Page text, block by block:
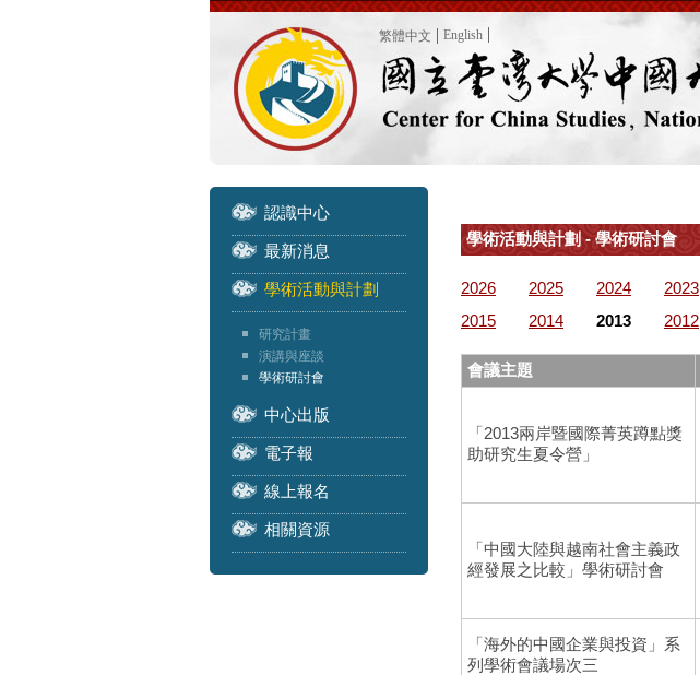
繁體中文 English
認識中心
最新消息
學術活動與計劃
研究計畫
演講與座談
學術研討會
中心出版
電子報
線上報名
相關資源
學術活動與計劃 - 學術研討會
2026 2025 2024 2023
2015
2014 2013 2012
會議主題
「2013兩岸暨國際菁英蹲點獎
助研究生夏令營」
「中國大陸與越南社會主義政
經發展之比較」學術研討會
「海外的中國企業與投資」系
列學術會議場次三